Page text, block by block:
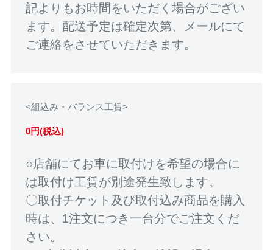
記よりもお時間をいただく場合がござい
ます。配送予定は確定次第、メールにて
ご連絡をさせていただきます。
<組込み・バランス工賃>
0円(税込)
○店舗にてお車に取付けを希望の場合に
は取付け工賃が別途発生致します。
〇取付チケット及び取付込み商品を購入
時は、1注文につき一台分でご注文くだ
さい。